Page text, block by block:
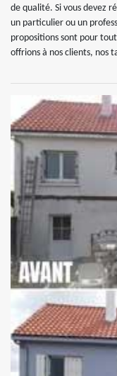
de qualité. Si vous devez
un particulier ou un
propositions sont pour
offrions à nos clients, nos